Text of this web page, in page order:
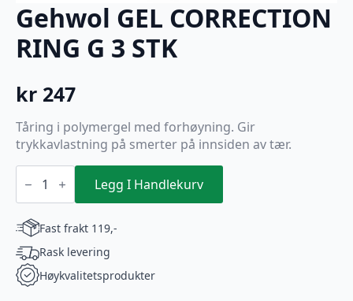
Gehwol GEL CORRECTION
RING G 3 STK
kr 247
Tåring i polymergel med forhøyning. Gir
trykkavlastning på smerter på innsiden av tær.
Gehwol
GEL
RING
G
3
STK
antall
Legg I Handlekurv
Fast frakt 119,-
Rask levering
Høykvalitetsprodukter